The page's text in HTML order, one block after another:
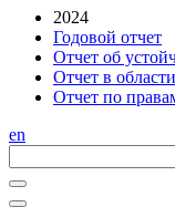
2024
Годовой отчет
Отчет об
Отчет в
Отчет по
en